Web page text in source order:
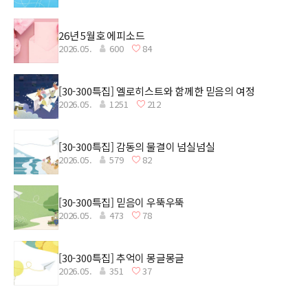
26년 5월호 에피소드
2026.05. 600 84
[30-300특집] 엘로히스트와 함께한 믿음의 여정
2026.05. 1251 212
[30-300특집] 감동의 물결이 넘실넘실
2026.05. 579 82
[30-300특집] 믿음이 우뚝우뚝
2026.05. 473 78
[30-300특집] 추억이 몽글몽글
2026.05. 351 37